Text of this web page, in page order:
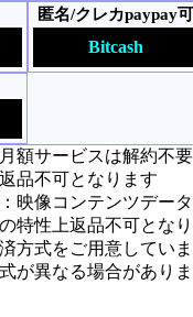
匿名/クレカpaypay可
Bitcash
額サービスは解約不
品不可となります
映像コンテンツデー
特性上返品不可とな
方式をご用意してい
が異なる場合があり